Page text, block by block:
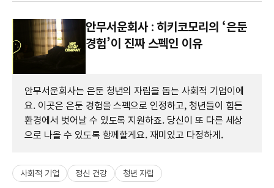
안무서운회사 : 히키코모리의 ‘은둔
경험’이 진짜 스펙인 이유
안무서운회사는 은둔 청년의 자립을 돕는 사회적 기업이에
요. 이곳은 은둔 경험을 스펙으로 인정하고, 청년들이 힘든
환경에서 벗어날 수 있도록 지원하죠. 당신이 또 다른 세상
으로 나올 수 있도록 함께할게요. 재미있고 다정하게.
사회적 기업 정신 건강 청년 자립